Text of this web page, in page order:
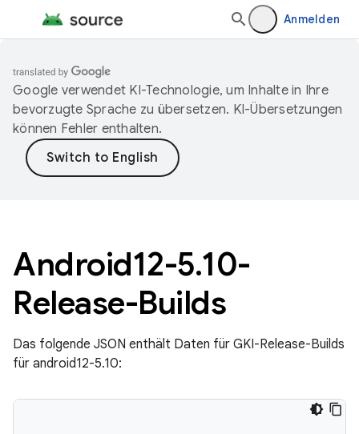
Anmelden
Google verwendet KI-Technologie, um Inhalte in Ihre
bevorzugte Sprache zu übersetzen. KI-Übersetzungen
können Fehler enthalten.
Android12-5.10-
Release-Builds
Das folgende JSON enthält Daten für GKI-Release-Builds
für android12-5.10: